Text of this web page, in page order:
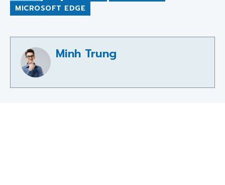
MICROSOFT EDGE
Minh Trung